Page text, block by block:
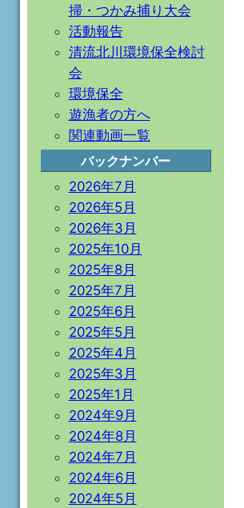
掃・つかみ捕り大会
活動報告
清流北川環境保全検討
会
環境保全
遊漁者の方へ
関連動画一覧
バックナンバー
2026年7月
2026年5月
2026年3月
2025年10月
2025年8月
2025年7月
2025年6月
2025年5月
2025年4月
2025年3月
2025年1月
2024年9月
2024年8月
2024年7月
2024年6月
2024年5月